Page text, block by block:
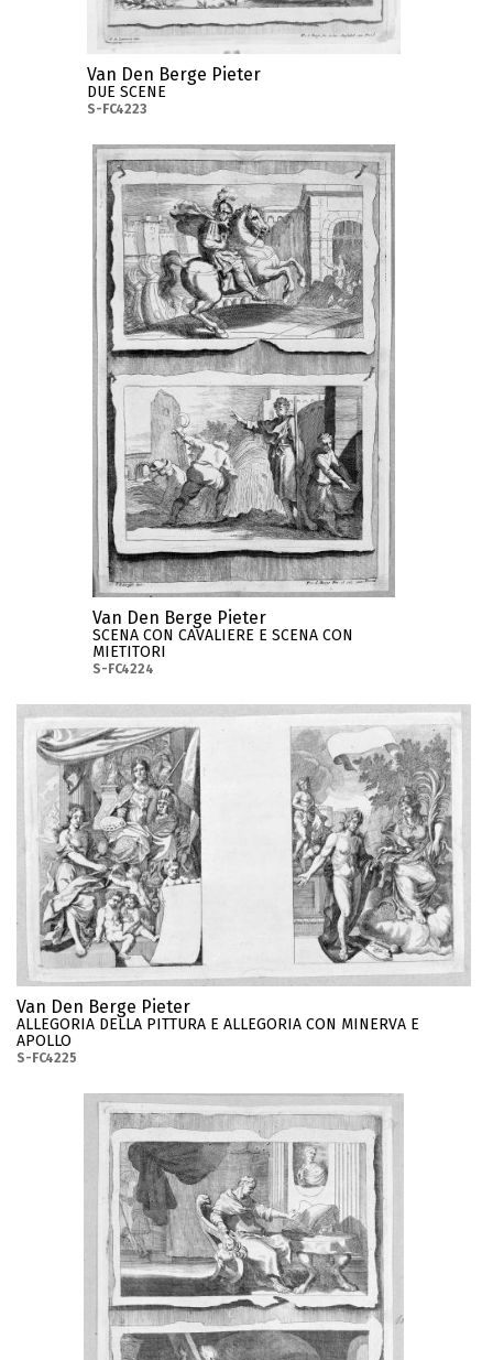
Van Den Berge Pieter
DUE SCENE
S-FC4223
Van Den Berge Pieter
SCENA CON CAVALIERE E SCENA CON
MIETITORI
S-FC4224
Van Den Berge Pieter
ALLEGORIA DELLA PITTURA E ALLEGORIA CON MINERVA E
APOLLO
S-FC4225